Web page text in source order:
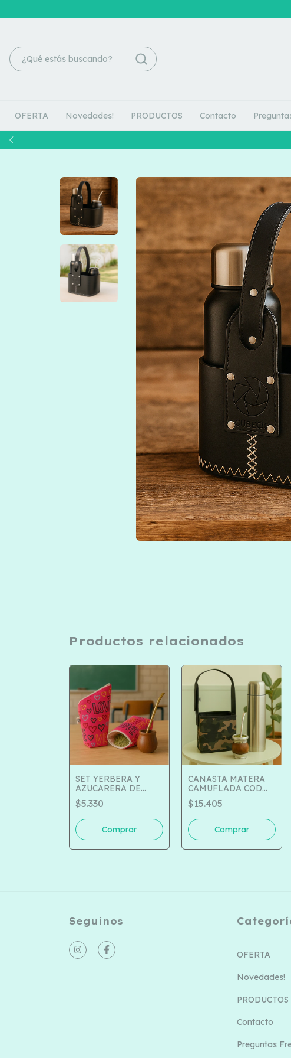
OFERTA Novedades! PRODUCTOS Contacto
Productos relacionados
SET YERBERA Y
AZUCARERA DE
TELA MALIBU COD
516-5014
$5.330
CANASTA MATERA
CAMUFLADA COD
948-163
$15.405
Seguinos
OFERTA
Novedades!
PRODUCTOS
Contacto
Preguntas